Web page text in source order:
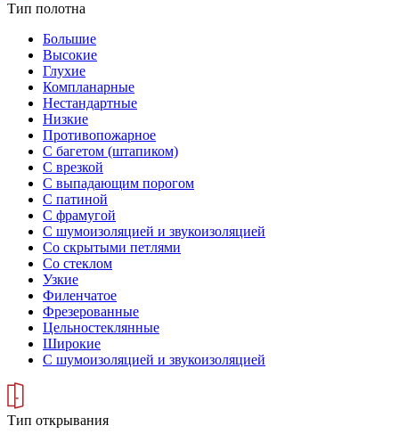
Тип полотна
Большие
Высокие
Глухие
Компланарные
Нестандартные
Низкие
Противопожарное
С багетом (штапиком)
С врезкой
С выпадающим порогом
С патиной
С фрамугой
С шумоизоляцией и звукоизоляцией
Со скрытыми петлями
Со стеклом
Узкие
Филенчатое
Фрезерованные
Цельностеклянные
Широкие
С шумоизоляцией и звукоизоляцией
Тип открывания